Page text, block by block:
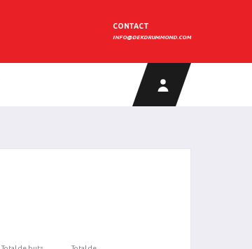
CONTACT
INFO@DEKDRUMMOND.COM